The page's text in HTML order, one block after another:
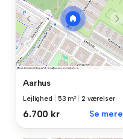
Aarhus
Lejlighed 53 m² 2 værelser
6.700 kr Se mere